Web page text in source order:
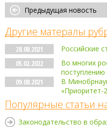
Предыдущая новость
Другие матералы
28.08.2021
Российские
05.02.2022
Во многих
поступлению
09.08.2021
В
«Приоритет-
Популярные статьи
Законодательство в